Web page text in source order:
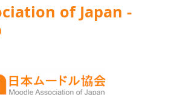
of Japan -